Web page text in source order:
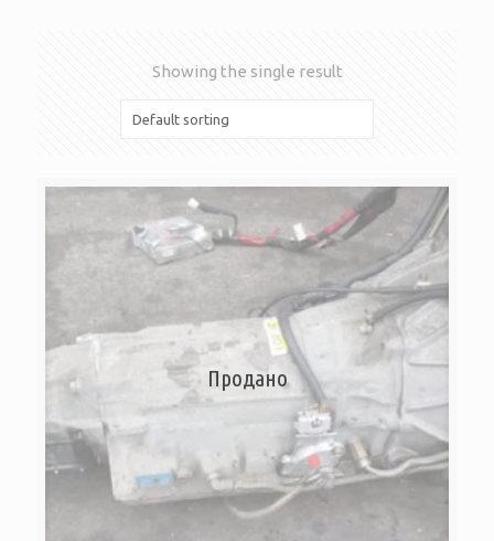
Showing the single result
Продано